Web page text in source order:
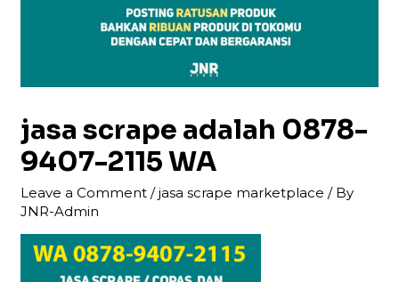
jasa scrape adalah 0878-
9407-2115 WA
Leave a Comment /jasa scrape marketplace / By
JNR-Admin